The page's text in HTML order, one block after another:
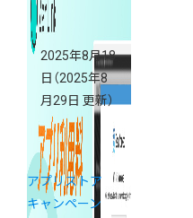
2025年8月18
日 （2025年8
月29日 更新）
アプリストア
キャンペーン